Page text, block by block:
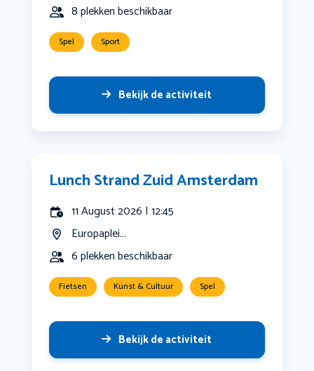
8 plekken beschikbaar
Spel Sport
Bekijk de activiteit
Lunch Strand Zuid Amsterdam
11 August 2026 | 12:45
Europaplei...
6 plekken beschikbaar
Fietsen Kunst & Cultuur Spel
Bekijk de activiteit